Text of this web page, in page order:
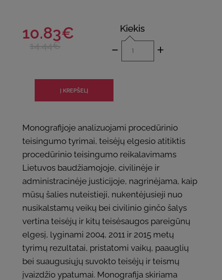
10.83€
14.44€
Kiekis
- +
Monografijoje analizuojami procedūrinio
teisingumo tyrimai, teisėjų elgesio atitiktis
procedūrinio teisingumo reikalavimams
Lietuvos baudžiamojoje, civilinėje ir
administracinėje justicijoje, nagrinėjama, kaip
mūsų šalies nuteistieji, nukentėjusieji nuo
nusikalstamų veikų bei civilinio ginčo šalys
vertina teisėjų ir kitų teisėsaugos pareigūnų
elgesį, lyginami 2004, 2011 ir 2015 metų
tyrimų rezultatai, pristatomi vaikų, paauglių
bei suaugusiųjų suvokto teisėjų ir teismų
įvaizdžio ypatumai. Monografija skiriama